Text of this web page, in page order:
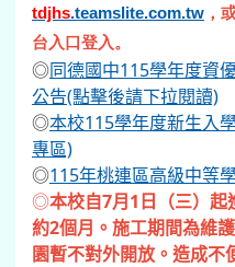
tdjhs.teamslite.com.tw ，
台入口登入。
◎同德國中115學年度資
公告(點擊後請下拉閱讀)
◎本校115學年度新生入
專區)
◎115年桃連區高級中等
◎本校自7月1日（三）
約2個月。施工期間為維
園暫不對外開放。造成不